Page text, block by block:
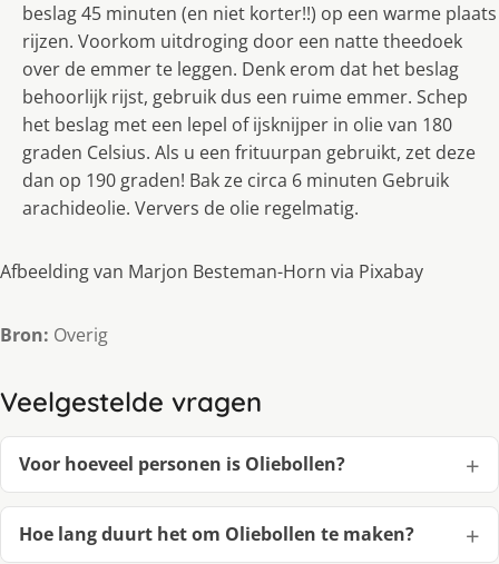
beslag 45 minuten (en niet korter!!) op een warme plaats
rijzen. Voorkom uitdroging door een natte theedoek
over de emmer te leggen. Denk erom dat het beslag
behoorlijk rijst, gebruik dus een ruime emmer. Schep
het beslag met een lepel of ijsknijper in olie van 180
graden Celsius. Als u een frituurpan gebruikt, zet deze
dan op 190 graden! Bak ze circa 6 minuten Gebruik
arachideolie. Ververs de olie regelmatig.
Afbeelding van Marjon Besteman-Horn via Pixabay
Bron: Overig
Veelgestelde vragen
Voor hoeveel personen is Oliebollen?
Hoe lang duurt het om Oliebollen te maken?